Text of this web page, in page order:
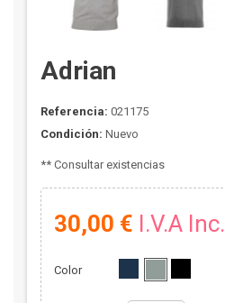
Adrian
Referencia: 021175
Condición: Nuevo
** Consultar existencias
30,00 € I.V.A Inc.
Color